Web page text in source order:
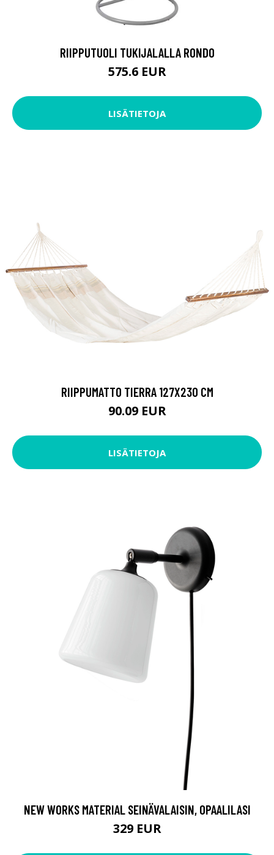
RIIPPUTUOLI TUKIJALALLA RONDO
575.6 EUR
LISÄTIETOJA
RIIPPUMATTO TIERRA 127X230 CM
90.09 EUR
LISÄTIETOJA
NEW WORKS MATERIAL SEINÄVALAISIN, OPAALILASI
329 EUR